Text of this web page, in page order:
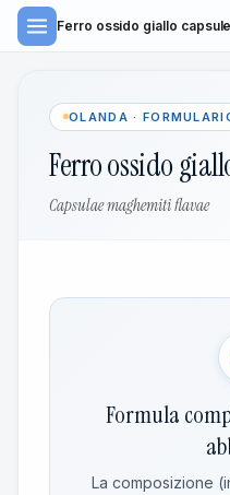
Ferro ossido giallo capsule
OLANDA ·
Ferro ossido
Capsulae maghemiti flavae
Formula
La composizione